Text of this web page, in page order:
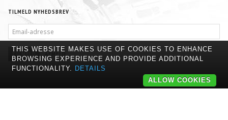
TILMELD NYHEDSBREV
ADRESSE
TILMELD AFMELD
THIS WEBSITE MAKES USE OF COOKIES TO ENHANCE
BROWSING EXPERIENCE AND PROVIDE ADDITIONAL
FUNCTIONALITY. DETAILS
ALLOW COOKIES